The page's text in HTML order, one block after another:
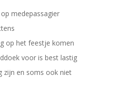
medepassagier
op het feestje komen
voor is best lastig
zijn en soms ook niet